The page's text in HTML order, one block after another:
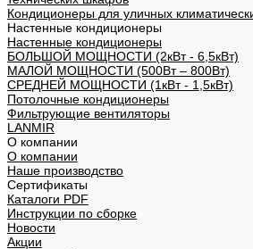
Кондиционеры для уличных
Настенные кондиционеры
Настенные кондиционеры
БОЛЬШОЙ МОЩНОСТИ (2кВт - 6,5кВт)
МАЛОЙ МОЩНОСТИ (500Вт – 800Вт)
СРЕДНЕЙ МОЩНОСТИ (1кВт - 1,5кВт)
Потолочные кондиционеры
Фильтрующие вентиляторы
LANMIR
О компании
О компании
Наше производство
Сертификаты
Каталоги PDF
Инструкции по сборке
Новости
Акции